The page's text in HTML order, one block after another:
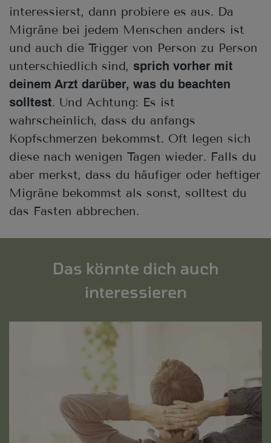
interessierst, dann probiere es aus. Da
Migräne bei jedem Menschen anders ist
und auch die Trigger von Person zu Person
unterschiedlich sind, sprich vorher mit
deinem Arzt darüber, was du beachten
solltest. Und Achtung: Es ist
wahrscheinlich, dass du anfangs
Kopfschmerzen bekommst. Oft legen sich
diese nach wenigen Tagen wieder. Falls du
aber merkst, dass du häufiger oder heftiger
Migräne bekommst als sonst, solltest du
das Fasten abbrechen.
Das könnte dich auch
interessieren